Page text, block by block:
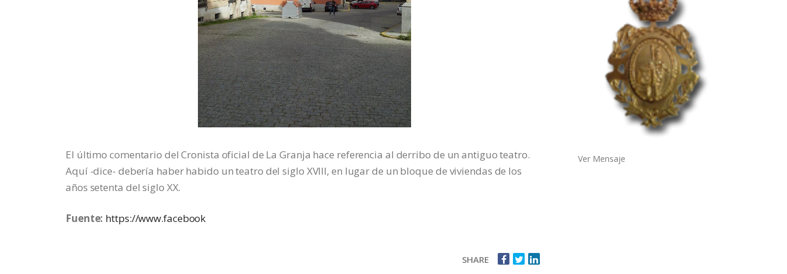
El último comentario del Cronista oficial de La Granja hace referencia al derribo de un antiguo teatro.
Aquí -dice- debería haber habido un teatro del siglo XVIII, en lugar de un bloque de viviendas de los
años setenta del siglo XX.
Fuente: https://www.facebook
SHARE
Ver Mensaje